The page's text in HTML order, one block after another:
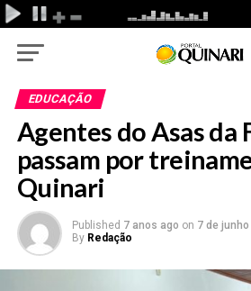
EDUCAÇÃO
Agentes do Asas da
passam por
Quinari
Published 7 anos ago on 7 de
By Redação